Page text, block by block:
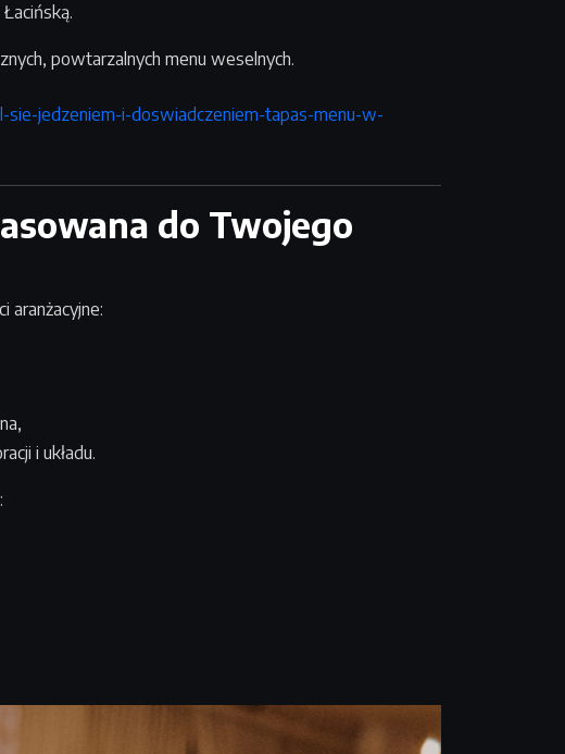
powtarzalnych menu weselnych.
sie-jedzeniem-i-doswiadczeniem-tapas-menu-w-
do Twojego
aranżacyjne:
i układu.